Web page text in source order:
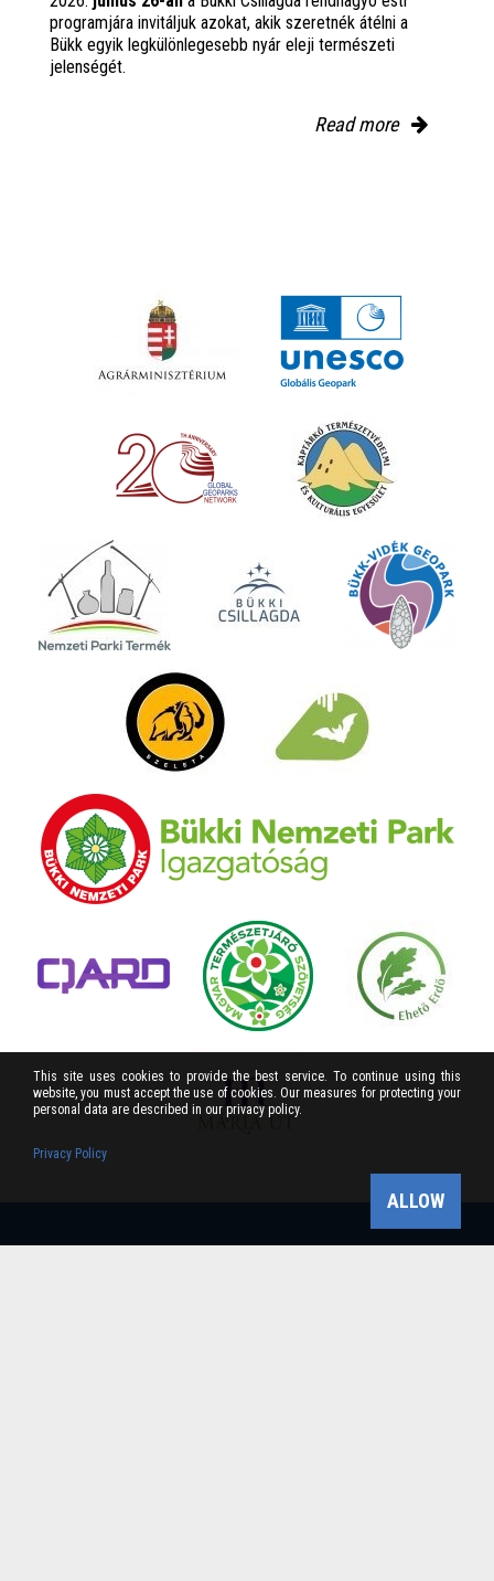
programjára invitáljuk azokat, akik szeretnék átélni a
Bükk egyik legkülönlegesebb nyár eleji természeti
jelenségét.
Read more
This site uses cookies to provide the best service. To continue using this
website, you must accept the use of cookies. Our measures for protecting your
personal data are described in our privacy policy.
Privacy Policy
ALLOW